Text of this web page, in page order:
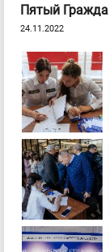
Пятый
24.11.2022